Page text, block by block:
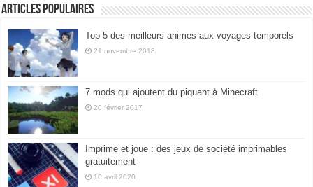
Articles populaires
Top 5 des meilleurs animes aux voyages temporels
21 novembre 2018
7 mods qui ajoutent du piquant à Minecraft
20 février 2017
Imprime et joue : des jeux de société imprimables
gratuitement
10 avril 2020